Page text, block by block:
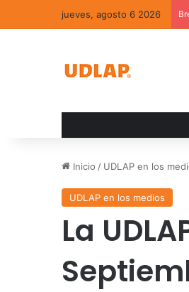
jueves, agosto 6 2026
Inicio / UDLAP en los
UDLAP en los medios
La